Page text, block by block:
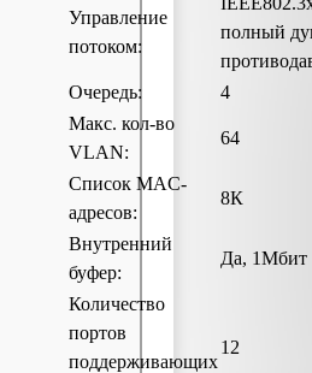
Управление
потоком:
полный
Очередь:
4
Макс. кол-во
VLAN:
64
Список MAC-
адресов:
8К
Внутренний
буфер:
Да, 1Мбит
Количество
портов
поддерживающих
12